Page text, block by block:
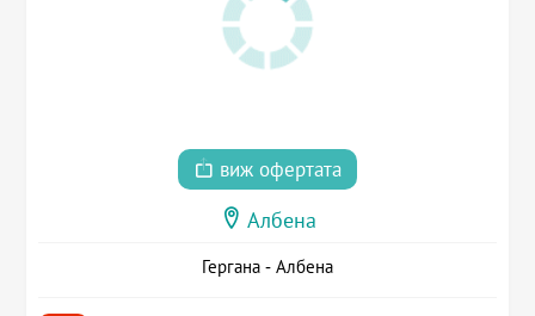
виж офертата
Албена
Гергана - Албена